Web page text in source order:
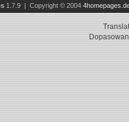
1.7.9 | Copyright © 2004